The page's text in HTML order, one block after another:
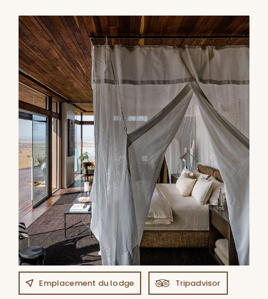
Emplacement du lodge Tripadvisor